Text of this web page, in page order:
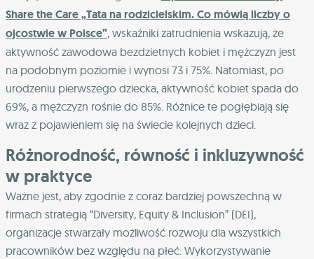
Share the Care „Tata na rodzicielskim. Co mówią liczby o
ojcostwie w Polsce”, wskaźniki zatrudnienia wskazują, że
aktywność zawodowa bezdzietnych kobiet i mężczyzn jest
na podobnym poziomie i wynosi 73 i 75%. Natomiast, po
urodzeniu pierwszego dziecka, aktywność kobiet spada do
69%, a mężczyzn rośnie do 85%. Różnice te pogłębiają się
wraz z pojawieniem się na świecie kolejnych dzieci.
Różnorodność, równość i inkluzywność
w praktyce
Ważne jest, aby zgodnie z coraz bardziej powszechną w
firmach strategią “Diversity, Equity & Inclusion” (DEI),
organizacje stwarzały możliwość rozwoju dla wszystkich
pracowników bez względu na płeć. Wykorzystywanie